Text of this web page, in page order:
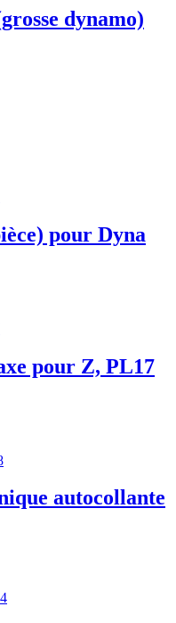
dynamo)
pour Dyna
pour Z, PL17
autocollante